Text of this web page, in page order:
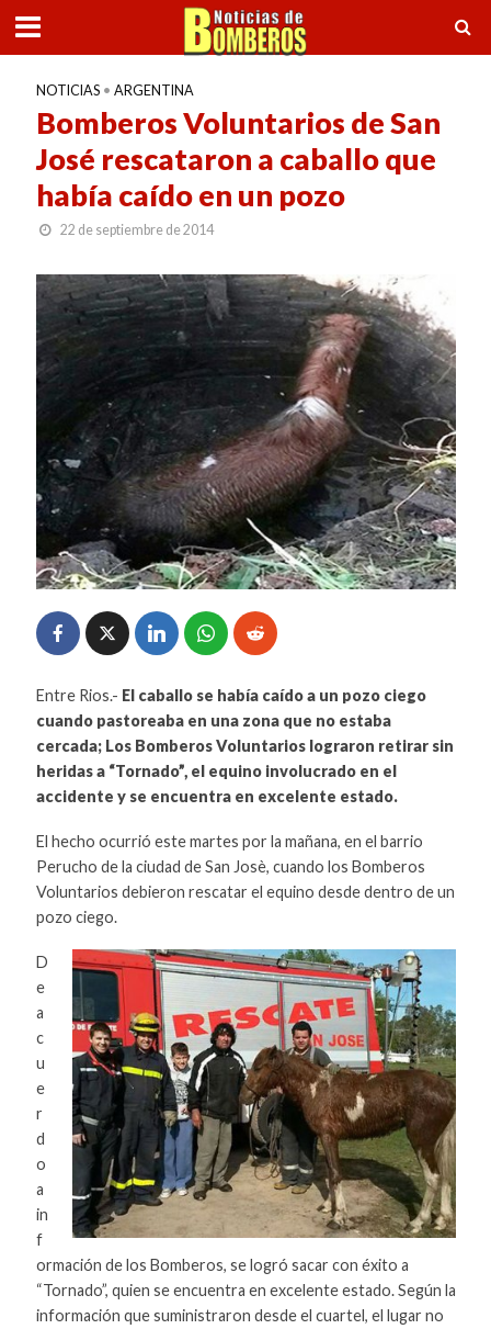
NOTICIAS • ARGENTINA
Bomberos Voluntarios de San
José rescataron a caballo que
había caído en un pozo
22 de septiembre de 2014
Entre Rios.- El caballo se había caído a un pozo ciego
cuando pastoreaba en una zona que no estaba
cercada; Los Bomberos Voluntarios lograron retirar sin
heridas a “Tornado”, el equino involucrado en el
accidente y se encuentra en excelente estado.
El hecho ocurrió este martes por la mañana, en el barrio
Perucho de la ciudad de San Josè, cuando los Bomberos
Voluntarios debieron rescatar el equino desde dentro de un
pozo ciego.
D
e
a
c
u
e
r
d
o
a
in
f
ormación de los Bomberos, se logró sacar con éxito a
“Tornado”, quien se encuentra en excelente estado. Según la
información que suministraron desde el cuartel, el lugar no